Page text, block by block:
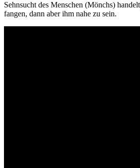
Sehnsucht des Menschen (Mönchs)
fangen, dann aber ihm nahe zu sein.